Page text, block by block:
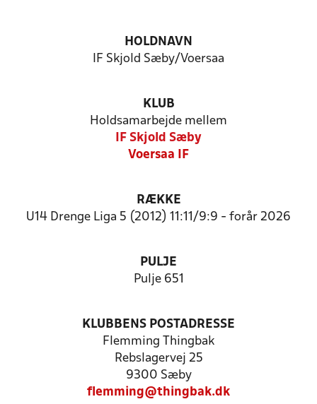
HOLDNAVN
IF Skjold Sæby/Voersaa
KLUB
Holdsamarbejde mellem
IF Skjold Sæby
Voersaa IF
RÆKKE
U14 Drenge Liga 5 (2012) 11:11/9:9 - forår 2026
PULJE
Pulje 651
KLUBBENS POSTADRESSE
Flemming Thingbak
Rebslagervej 25
9300 Sæby
flemming@thingbak.dk